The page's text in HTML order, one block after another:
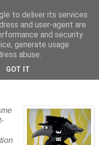
to deliver its services
and user-agent are
and security
generate usage
abuse.
GOT IT